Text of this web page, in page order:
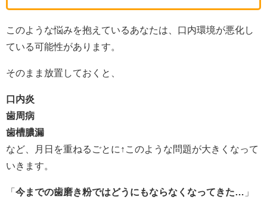
このような悩みを抱えているあなたは、口内環境が悪化し
ている可能性があります。
そのまま放置しておくと、
口内炎
歯周病
歯槽膿漏
など、月日を重ねるごとに↑このような問題が大きくなって
いきます。
「 今までの歯磨き粉ではどうにもならなくなってきた… 」